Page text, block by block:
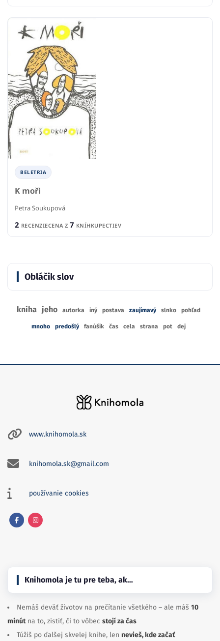
BELETRIA
K moři
Petra Soukupová
2 RECENZIECENA Z 7 KNÍHKUPECTIEV
Obláčik slov
kniha jeho autorka iný postava zaujímavý slnko pohľad
mnoho predošlý fanúšik čas cela strana pot dej
www.knihomola.sk
knihomola.sk@gmail.com
používanie cookies
Knihomola je tu pre teba, ak…
Nemáš deväť životov na prečítanie všetkého – ale máš 10
minútna to, zistiť, či to vôbec stojí za čas
Túžiš po ďalšej skvelej knihe, len nevieš, kde začať